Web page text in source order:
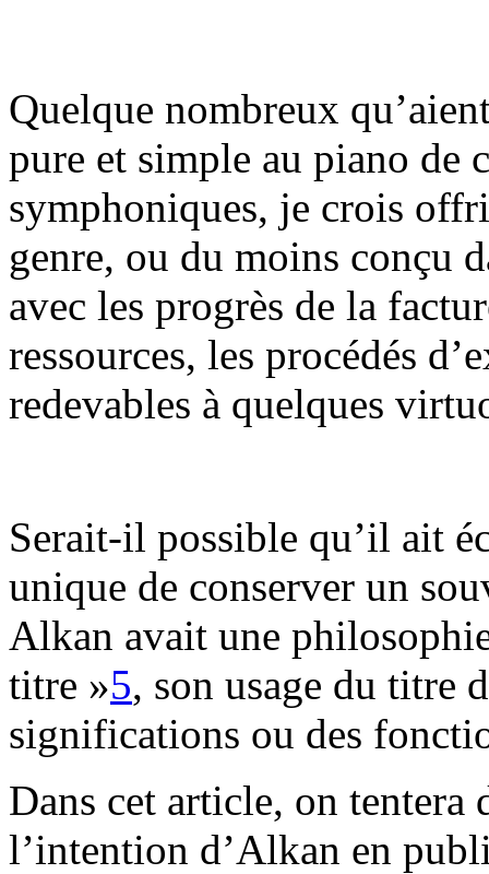
Quelque nombreux
pure et simple au piano de
symphoniques, je crois
genre, ou du moins conçu
avec les progrès de la
ressources, les procédés
redevables à quelques
Serait-il possible qu’il ait
unique de conserver un
Alkan avait une
titre »5, son usage du titre
significations ou des
Dans cet article, on tentera
l’intention d’Alkan en